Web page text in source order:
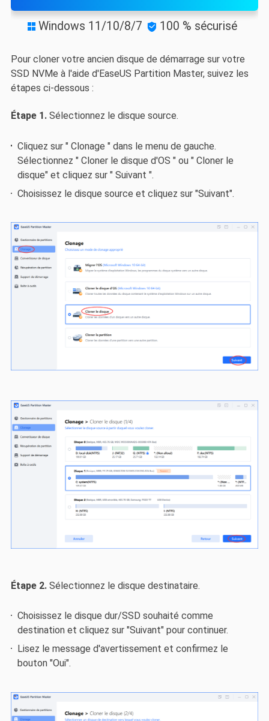
 Windows 11/10/8/7  100 % sécurisé
Pour cloner votre ancien disque de démarrage sur votre
SSD NVMe à l'aide d'EaseUS Partition Master, suivez les
étapes ci-dessous :
Étape 1. Sélectionnez le disque source.
Cliquez sur " Clonage " dans le menu de gauche.
Sélectionnez " Cloner le disque d'OS " ou " Cloner le
disque" et cliquez sur " Suivant ".
Choisissez le disque source et cliquez sur "Suivant".
Étape 2. Sélectionnez le disque destinataire.
Choisissez le disque dur/SSD souhaité comme
destination et cliquez sur "Suivant" pour continuer.
Lisez le message d'avertissement et confirmez le
bouton "Oui".